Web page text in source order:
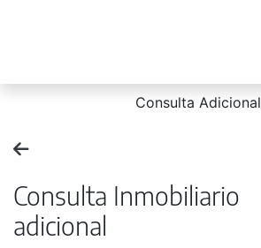
Consulta Adicional
Consulta Inmobiliario
adicional